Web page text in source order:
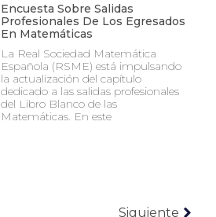
Encuesta Sobre Salidas
Profesionales De Los Egresados
En Matemáticas
La Real Sociedad Matemática
Española (RSME) está impulsando
la actualización del capítulo
dedicado a las salidas profesionales
del Libro Blanco de las
Matemáticas. En este
Siguiente